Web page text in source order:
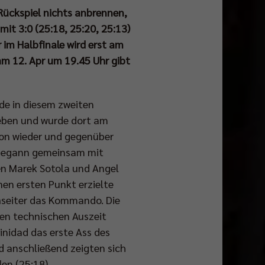
nichts anbrennen,
3:0 (25:18, 25:20, 25:13)
Halbfinale wird erst am
12. Apr um 19.45 Uhr gibt
in diesem zweiten
und wurde dort am
wieder und gegenüber
gemeinsam mit
Marek Sotola und Angel
ersten Punkt erzielte
das Kommando. Die
technischen Auszeit
das erste Ass des
anschließend zeigten sich